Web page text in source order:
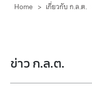
Home > เกี่ยวกับ ก.ล.ต.
ข่าว ก.ล.ต.